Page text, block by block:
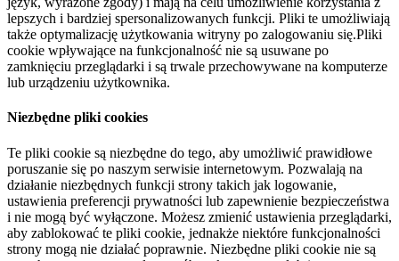
lepszych i bardziej spersonalizowanych funkcji. Pliki te umożliwiają
także optymalizację użytkowania witryny po zalogowaniu się.Pliki
cookie wpływające na funkcjonalność nie są usuwane po
zamknięciu przeglądarki i są trwale przechowywane na komputerze
lub urządzeniu użytkownika.
Niezbędne pliki cookies
Te pliki cookie są niezbędne do tego, aby umożliwić prawidłowe
poruszanie się po naszym serwisie internetowym. Pozwalają na
działanie niezbędnych funkcji strony takich jak logowanie,
ustawienia preferencji prywatności lub zapewnienie bezpieczeństwa
i nie mogą być wyłączone. Możesz zmienić ustawienia przeglądarki,
aby zablokować te pliki cookie, jednakże niektóre funkcjonalności
strony mogą nie działać poprawnie. Niezbędne pliki cookie nie są